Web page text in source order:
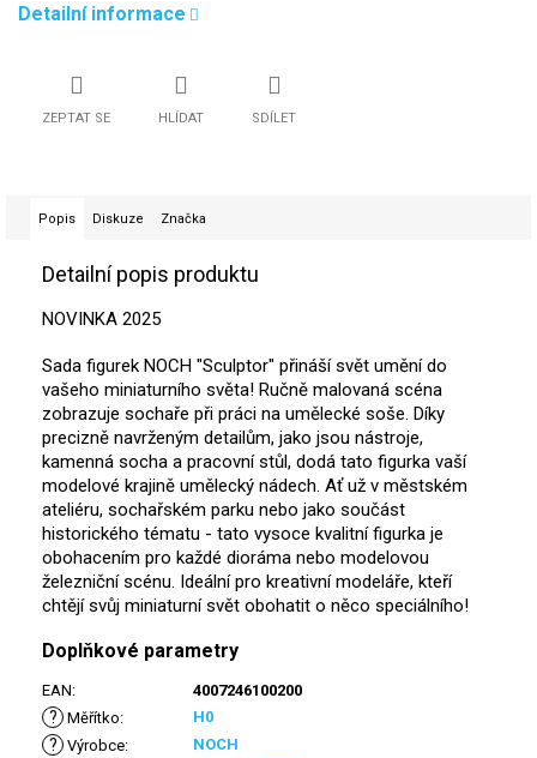
Detailní informace
ZEPTAT SE HLÍDAT SDÍLET
Popis Diskuze Značka
Detailní popis produktu
NOVINKA 2025
Sada figurek NOCH "Sculptor" přináší svět umění do
vašeho miniaturního světa! Ručně malovaná scéna
zobrazuje sochaře při práci na umělecké soše. Díky
precizně navrženým detailům, jako jsou nástroje,
kamenná socha a pracovní stůl, dodá tato figurka vaší
modelové krajině umělecký nádech. Ať už v městském
ateliéru, sochařském parku nebo jako součást
historického tématu - tato vysoce kvalitní figurka je
obohacením pro každé dioráma nebo modelovou
železniční scénu. Ideální pro kreativní modeláře, kteří
chtějí svůj miniaturní svět obohatit o něco speciálního!
Doplňkové parametry
EAN: 4007246100200
? Měřítko: H0
? Výrobce:
NOCH